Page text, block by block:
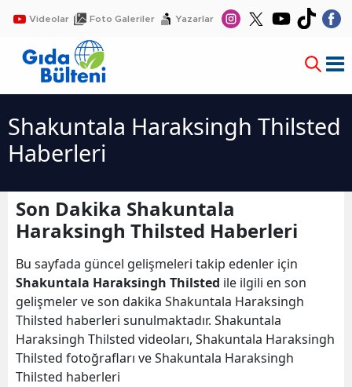
Videolar Foto Galeriler Yazarlar
Shakuntala Haraksingh Thilsted
Haberleri
Son Dakika Shakuntala
Haraksingh Thilsted Haberleri
Bu sayfada güncel gelişmeleri takip edenler için
Shakuntala Haraksingh Thilsted ile ilgili en son
gelişmeler ve son dakika Shakuntala Haraksingh
Thilsted haberleri sunulmaktadır. Shakuntala
Haraksingh Thilsted videoları, Shakuntala Haraksingh
Thilsted fotoğrafları ve Shakuntala Haraksingh
Thilsted haberleri